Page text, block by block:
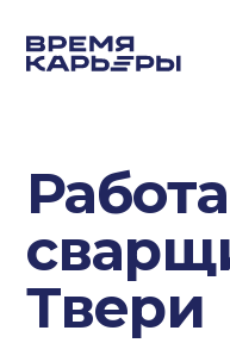
Работа
Твери